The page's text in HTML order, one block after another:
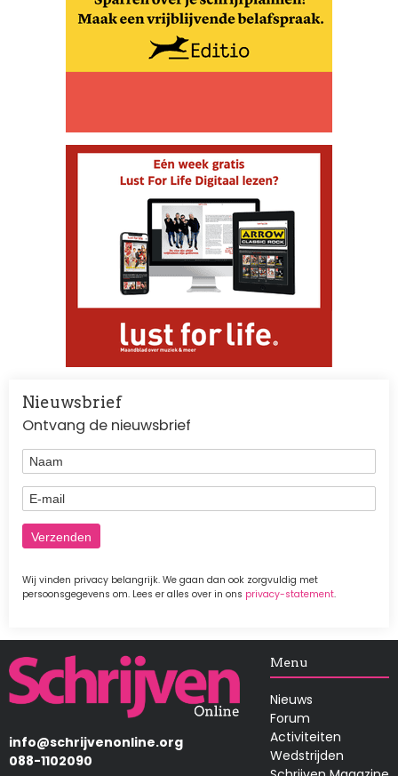
Nieuwsbrief
Ontvang de nieuwsbrief
Naam
E-mail
Wij vinden privacy belangrijk. We gaan dan ook zorgvuldig met
persoonsgegevens om. Lees er alles over in ons privacy-statement.
Afbeelding
info@schrijvenonline.org
088-1102090
Menu
Nieuws
Forum
Activiteiten
Wedstrijden